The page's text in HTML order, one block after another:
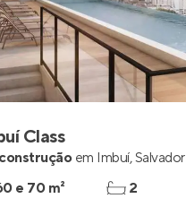
Class
em Imbuí,Salvador
e 70 m²
2